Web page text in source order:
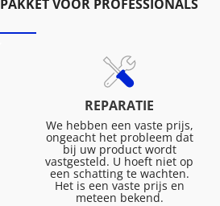
PAKKET VOOR PROFESSIONALS
REPARATIE
We hebben een vaste prijs,
ongeacht het probleem dat
bij uw product wordt
vastgesteld. U hoeft niet op
een schatting te wachten.
Het is een vaste prijs en
meteen bekend.